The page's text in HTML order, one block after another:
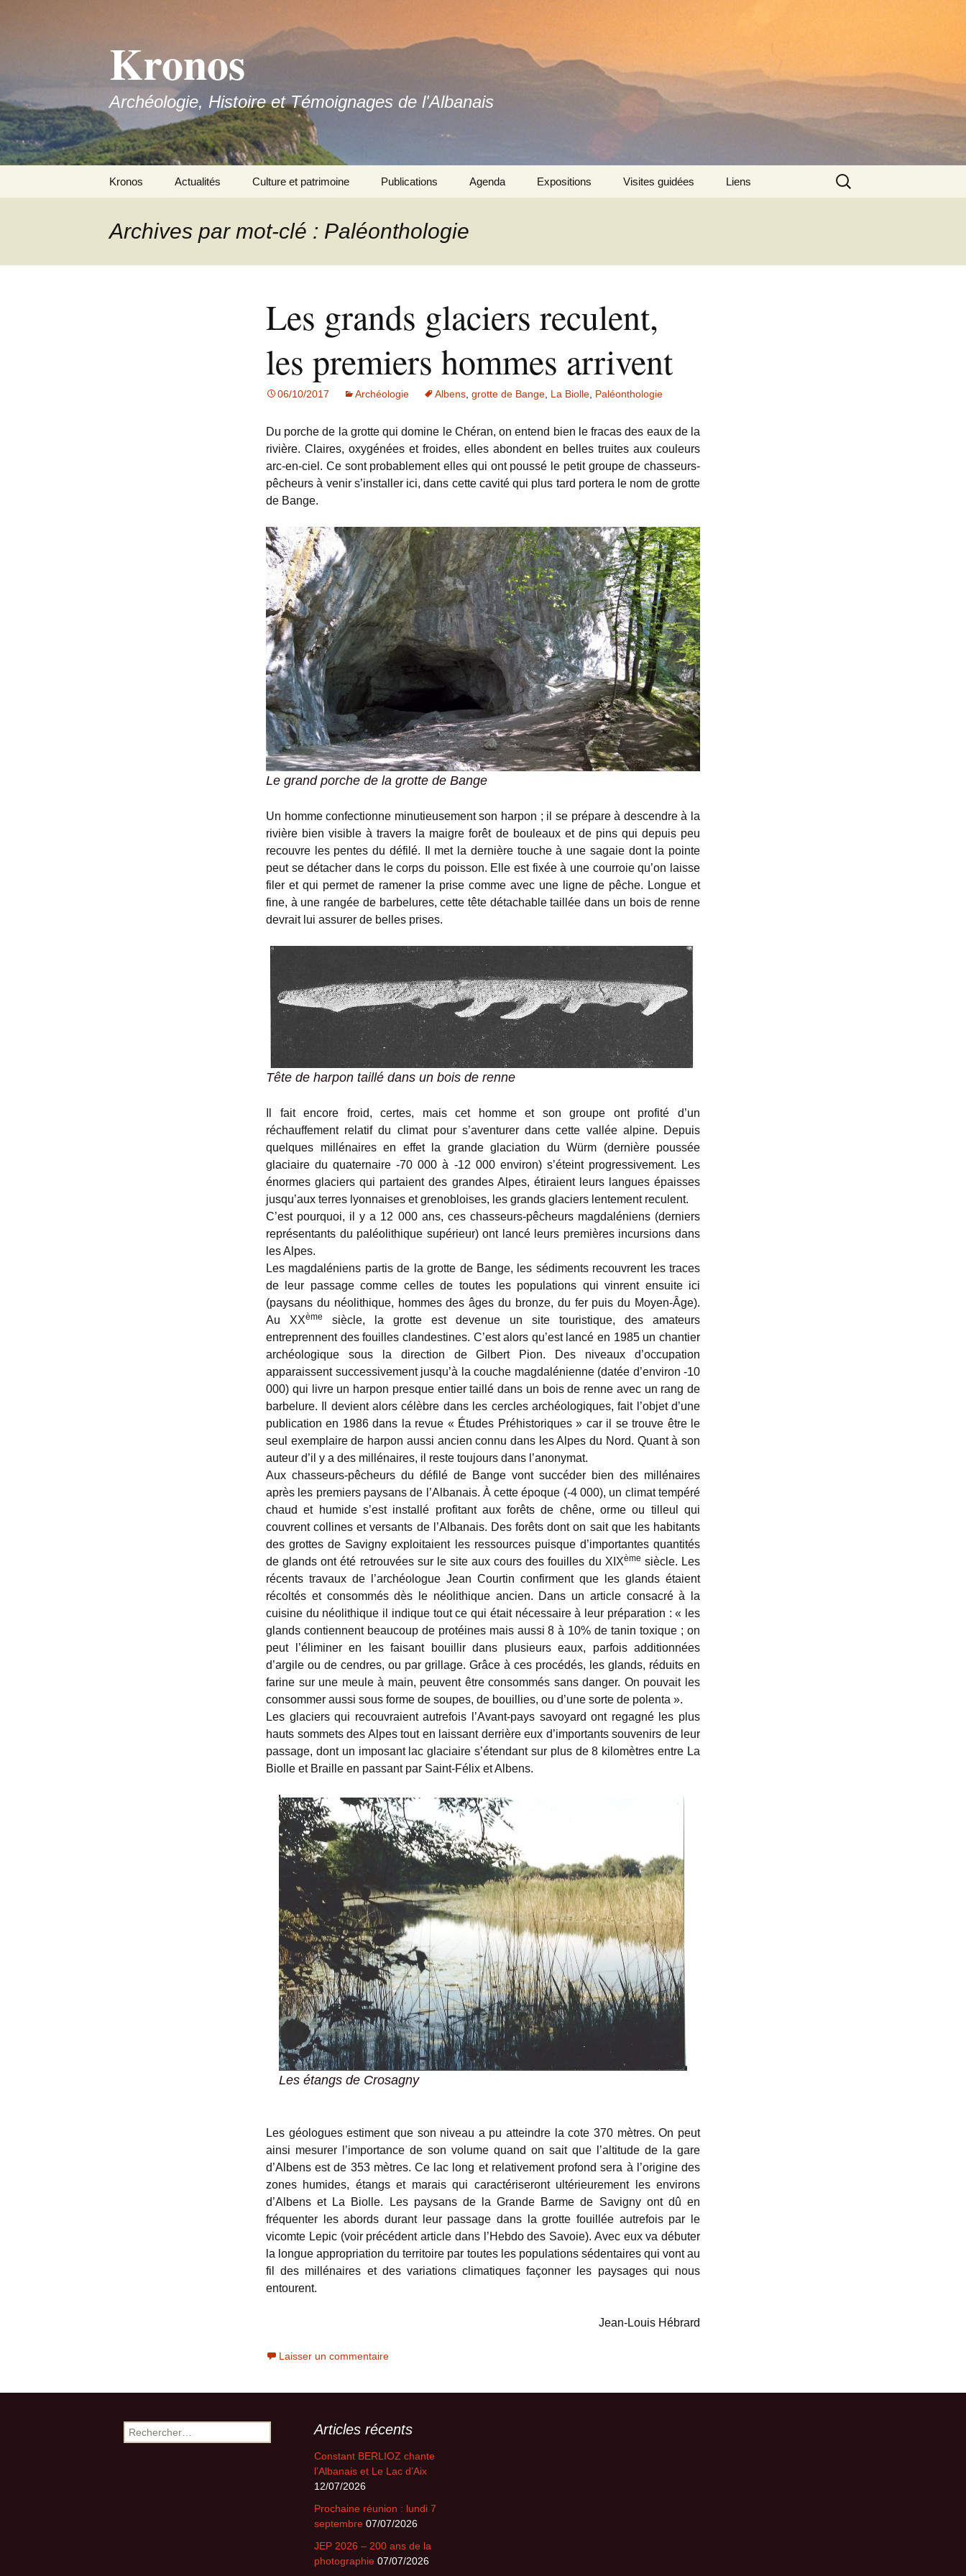
Kronos
Archéologie, Histoire et Témoignages de l'Albanais
Kronos Actualités Culture et patrimoine Publications Agenda Expositions Visites guidées Liens
Rechercher :
Archives par mot-clé : Paléonthologie
Les grands glaciers reculent,
les premiers hommes arrivent
06/10/2017 Archéologie Albens grotte de Bange La Biolle Paléonthologie
Du porche de la grotte qui domine le Chéran, on entend bien le fracas des eaux de la
rivière. Claires, oxygénées et froides, elles abondent en belles truites aux couleurs
arc-en-ciel. Ce sont probablement elles qui ont poussé le petit groupe de chasseurs-
pêcheurs à venir s’installer ici, dans cette cavité qui plus tard portera le nom de grotte
de Bange.
Le grand porche de la grotte de Bange
Un homme confectionne minutieusement son harpon ; il se prépare à descendre à la
rivière bien visible à travers la maigre forêt de bouleaux et de pins qui depuis peu
recouvre les pentes du défilé. Il met la dernière touche à une sagaie dont la pointe
peut se détacher dans le corps du poisson. Elle est fixée à une courroie qu’on laisse
filer et qui permet de ramener la prise comme avec une ligne de pêche. Longue et
fine, à une rangée de barbelures, cette tête détachable taillée dans un bois de renne
devrait lui assurer de belles prises.
Tête de harpon taillé dans un bois de renne
Il fait encore froid, certes, mais cet homme et son groupe ont profité d’un
réchauffement relatif du climat pour s’aventurer dans cette vallée alpine. Depuis
quelques millénaires en effet la grande glaciation du Würm (dernière poussée
glaciaire du quaternaire -70 000 à -12 000 environ) s’éteint progressivement. Les
énormes glaciers qui partaient des grandes Alpes, étiraient leurs langues épaisses
jusqu’aux terres lyonnaises et grenobloises, les grands glaciers lentement reculent.
C’est pourquoi, il y a 12 000 ans, ces chasseurs-pêcheurs magdaléniens (derniers
représentants du paléolithique supérieur) ont lancé leurs premières incursions dans
les Alpes.
Les magdaléniens partis de la grotte de Bange, les sédiments recouvrent les traces
de leur passage comme celles de toutes les populations qui vinrent ensuite ici
(paysans du néolithique, hommes des âges du bronze, du fer puis du Moyen-Âge).
Au XXème
siècle, la grotte est devenue un site touristique, des amateurs
entreprennent des fouilles clandestines. C’est alors qu’est lancé en 1985 un chantier
archéologique sous la direction de Gilbert Pion. Des niveaux d’occupation
apparaissent successivement jusqu’à la couche magdalénienne (datée d’environ -10
000) qui livre un harpon presque entier taillé dans un bois de renne avec un rang de
barbelure. Il devient alors célèbre dans les cercles archéologiques, fait l’objet d’une
publication en 1986 dans la revue « Études Préhistoriques » car il se trouve être le
seul exemplaire de harpon aussi ancien connu dans les Alpes du Nord. Quant à son
auteur d’il y a des millénaires, il reste toujours dans l’anonymat.
Aux chasseurs-pêcheurs du défilé de Bange vont succéder bien des millénaires
après les premiers paysans de l’Albanais. À cette époque (-4 000), un climat tempéré
chaud et humide s’est installé profitant aux forêts de chêne, orme ou tilleul qui
couvrent collines et versants de l’Albanais. Des forêts dont on sait que les habitants
des grottes de Savigny exploitaient les ressources puisque d’importantes quantités
de glands ont été retrouvées sur le site aux cours des fouilles du XIXème siècle. Les
récents travaux de l’archéologue Jean Courtin confirment que les glands étaient
récoltés et consommés dès le néolithique ancien. Dans un article consacré à la
cuisine du néolithique il indique tout ce qui était nécessaire à leur préparation : « les
glands contiennent beaucoup de protéines mais aussi 8 à 10% de tanin toxique ; on
peut l’éliminer en les faisant bouillir dans plusieurs eaux, parfois additionnées
d’argile ou de cendres, ou par grillage. Grâce à ces procédés, les glands, réduits en
farine sur une meule à main, peuvent être consommés sans danger. On pouvait les
consommer aussi sous forme de soupes, de bouillies, ou d’une sorte de polenta ».
Les glaciers qui recouvraient autrefois l’Avant-pays savoyard ont regagné les plus
hauts sommets des Alpes tout en laissant derrière eux d’importants souvenirs de leur
passage, dont un imposant lac glaciaire s’étendant sur plus de 8 kilomètres entre La
Biolle et Braille en passant par Saint-Félix et Albens.
Les étangs de Crosagny
Les géologues estiment que son niveau a pu atteindre la cote 370 mètres. On peut
ainsi mesurer l’importance de son volume quand on sait que l’altitude de la gare
d’Albens est de 353 mètres. Ce lac long et relativement profond sera à l’origine des
zones humides, étangs et marais qui caractériseront ultérieurement les environs
d’Albens et La Biolle. Les paysans de la Grande Barme de Savigny ont dû en
fréquenter les abords durant leur passage dans la grotte fouillée autrefois par le
vicomte Lepic (voir précédent article dans l’Hebdo des Savoie). Avec eux va débuter
la longue appropriation du territoire par toutes les populations sédentaires qui vont au
fil des millénaires et des variations climatiques façonner les paysages qui nous
entourent.
Jean-Louis Hébrard
Laisser un commentaire
Rechercher : Articles récents
Constant BERLIOZ chante
l’Albanais et Le Lac d’Aix
12/07/2026
Prochaine réunion : lundi 7
septembre 07/07/2026
JEP 2026 – 200 ans de la
photographie 07/07/2026